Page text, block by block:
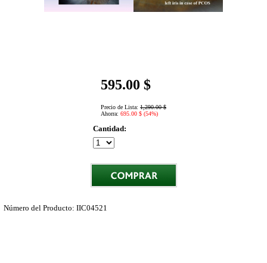
595.00 $
Precio de Lista: 1,290.00 $
Ahorra: 695.00 $ (54%)
Cantidad:
Número del Producto: IIC04521